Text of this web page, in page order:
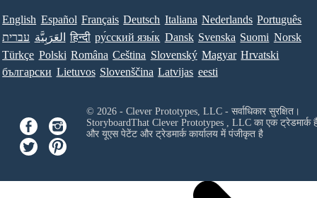
English Español Français Deutsch Italiana Nederlands Português
עברית العَرَبِيَّة हिन्दी ру́сский язы́к Dansk Svenska Suomi Norsk
Türkçe Polski Româna Ceština Slovenský Magyar Hrvatski
български Lietuvos Slovenščina Latvijas eesti
© 2026 - Clever Prototypes, LLC - सर्वाधिकार सुरक्षित।
StoryboardThat Clever Prototypes , LLCका एक ट्रेडमार्क
और यूएस पेटेंट और ट्रेडमार्क कार्यालय में पंजीकृत है